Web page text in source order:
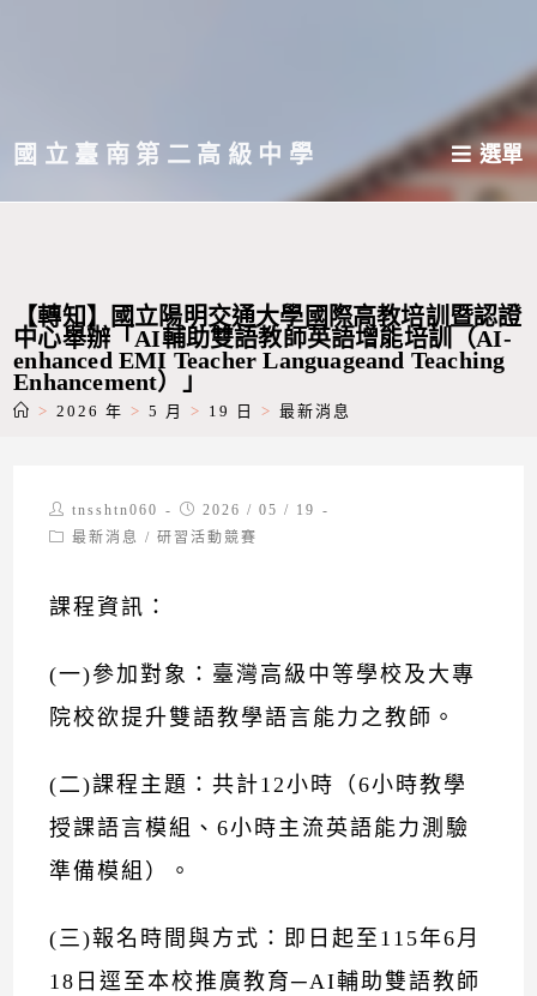
主國立臺南第二高級中學 選單
【轉知】國立陽明交通大學國際高教培訓暨認證
中心舉辦「AI輔助雙語教師英語增能培訓（AI-
enhanced EMI Teacher Languageand Teaching
Enhancement）」
> 2026 年 > 5 月 > 19 日 > 最新消息
Post
author:
tnsshtn060
Post
published:
2026 / 05 / 19
Post最新消息 / 研習活動競賽
課程資訊：
(一)參加對象：臺灣高級中等學校及大專
院校欲提升雙語教學語言能力之教師。
(二)課程主題：共計12小時（6小時教學
授課語言模組、6小時主流英語能力測驗
準備模組）。
(三)報名時間與方式：即日起至115年6月
18日逕至本校推廣教育─AI輔助雙語教師